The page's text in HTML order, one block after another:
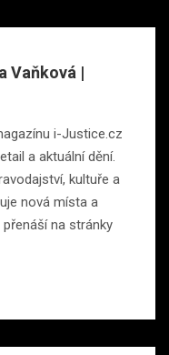
Vaňková |
i-Justice.cz
a aktuální dění.
kultuře a
nová místa a
na stránky